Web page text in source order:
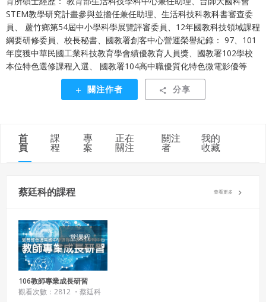
STEM教學研究計畫參與並擔任兼任助理、生活科技科教科書審查委
員、 蘆竹鄉第54屆中小學科學展覽評審委員、12年國教科技領域課程
綱要研修委員、校長秘書、國教署創客中心營運榮譽紀錄： 97、101
年度獲中華民國工業科技教育學會績優教育人員獎、國教署102學校
本位特色選修課程入選、 國教署104高中職優質化特色微電影優等
關注作者 分享
首
頁
課
程
專
案
正在
關注
關注
者
我的
收藏
蔡廷科的課程 查看更多
堂课程
106教師專業成長研習
觀看次數：2812 ・ 蔡廷科
還沒有註冊帳號嗎？點擊立刻註冊
想起密碼了嗎？點擊 立刻登入
三、著作權授權
會員得於本系統內使用授權內容，除經著作權人有標示採取
創用CC授權或其他授權者，會員不得重製、轉載、散布或類
似方法流通授權內容。
本系統防盜拷措施或類似措施，會員不得予以破解、破壞或
以其他方法規避。
會員使用本系統之費用，由吉寶系統公司定之並按月收取。
吉寶系統公司得不定期公告與調整費用。
會員享有其創作之衍生著作的著作權，但會員同意吉寶系統
本條約定不因本合約終止而失效。
會員聲明並保證會員於使用本系統時創作、上傳或張貼的著
作物，會員享有所有權或經合法授權。
如會員違反前項約定致吉寶系統公司遭追訴、請求或求償
者，吉寶系統公司應立即通知會員，必要時本系統得移除爭
議內容。會員應協助相關程序並負擔吉寶系統公司因此所生
支出（包括律師費用）、損害及損失。